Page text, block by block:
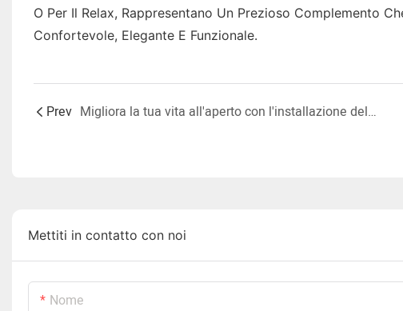
O Per Il Relax, Rappresentano Un Prezioso Complemento
Confortevole, Elegante E Funzionale.
Prev Migliora la tua vita all'aperto con l'installazione del tetto pergolato elettrico EMG&YEMAG per un effetto sorprendente
Mettiti in contatto con noi
Nome